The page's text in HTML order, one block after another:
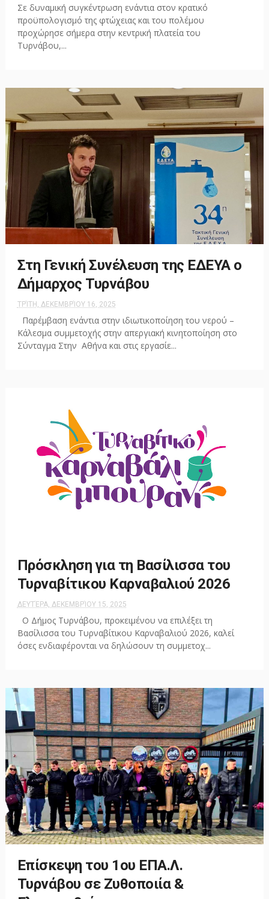
Σε δυναμική συγκέντρωση ενάντια στον κρατικό
προϋπολογισμό της φτώχειας και του πολέμου
προχώρησε σήμερα στην κεντρική πλατεία του
Τυρνάβου,...
Στη Γενική Συνέλευση της ΕΔΕΥΑ ο
Δήμαρχος Τυρνάβου
ΤΡΊΤΗ, ΔΕΚΕΜΒΡΊΟΥ 16, 2025
Παρέμβαση ενάντια στην ιδιωτικοποίηση του νερού –
Κάλεσμα συμμετοχής στην απεργιακή κινητοποίηση στο
Σύνταγμα Στην Αθήνα και στις εργασίε...
Πρόσκληση για τη Βασίλισσα του
Τυρναβίτικου Καρναβαλιού 2026
ΔΕΥΤΈΡΑ, ΔΕΚΕΜΒΡΊΟΥ 15, 2025
Ο Δήμος Τυρνάβου, προκειμένου να επιλέξει τη
Βασίλισσα του Τυρναβίτικου Καρναβαλιού 2026, καλεί
όσες ενδιαφέρονται να δηλώσουν τη συμμετοχ...
Επίσκεψη του 1ου ΕΠΑ.Λ.
Τυρνάβου σε Ζυθοποιία &